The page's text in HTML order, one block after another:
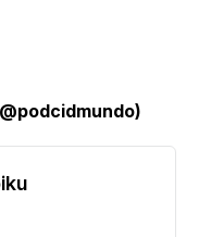
@podcidmundo)